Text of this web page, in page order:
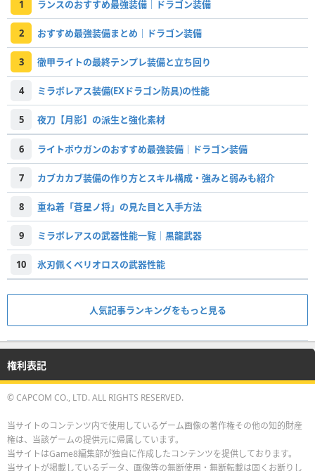
1 ランスのおすすめ最強装備｜ドラゴン装備
2 おすすめ最強装備まとめ｜ドラゴン装備
3 徹甲ライトの最終テンプレ装備と立ち回り
4 ミラボレアス装備(EXドラゴン防具)の性能
5 夜刀【月影】の派生と強化素材
6 ライトボウガンのおすすめ最強装備｜ドラゴン装備
7 カブカカブ装備の作り方とスキル構成・強みと弱みも紹介
8 重ね着「蒼星ノ将」の見た目と入手方法
9 ミラボレアスの武器性能一覧│黒龍武器
10 氷刃佩くベリオロスの武器性能
人気記事ランキングをもっと見る
権利表記
© CAPCOM CO., LTD. ALL RIGHTS RESERVED.
当サイトのコンテンツ内で使用しているゲーム画像の著作権その他の知的財産
権は、当該ゲームの提供元に帰属しています。
当サイトはGame8編集部が独自に作成したコンテンツを提供しております。
当サイトが掲載しているデータ、画像等の無断使用・無断転載は固くお断りし